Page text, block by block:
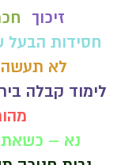
זיכוך
חסידות הבעל
לא תעשה
לימוד קבלה
נא –